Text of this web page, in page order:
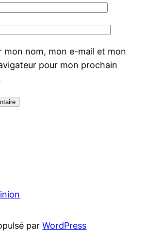
mon nom, mon e-mail et mon
pour mon prochain
parWordPress